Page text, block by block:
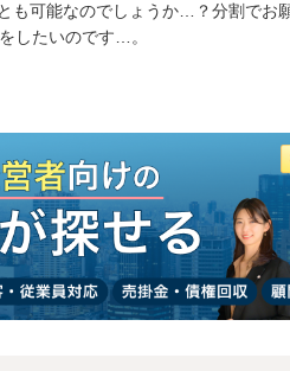
も可能なのでしょうか…？分割でお
したいのです…。